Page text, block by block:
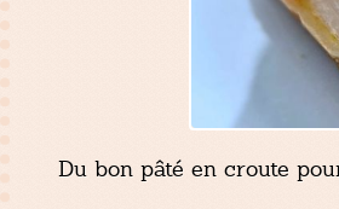
Du bon pâté en croute